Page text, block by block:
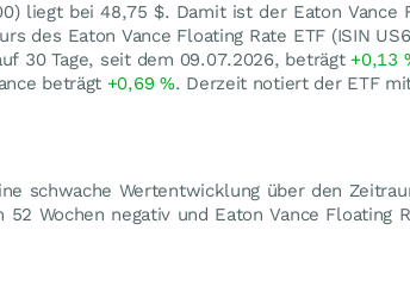
liegt bei 48,75 $. Damit ist der Eaton Vance
des Eaton Vance Floating Rate ETF (ISIN
30 Tage, seit dem 09.07.2026, beträgt +0,13
beträgt +0,69%. Derzeit notiert der ETF
schwache Wertentwicklung über den
Wochen negativ und Eaton Vance Floating